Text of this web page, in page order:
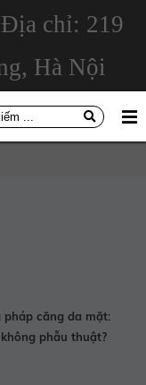
Địa chỉ: 219
Hà Nội
pháp căng da mặt:
phẫu thuật?